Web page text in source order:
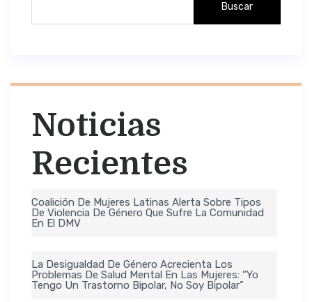
Buscar
Noticias
Recientes
Coalición De Mujeres Latinas Alerta Sobre Tipos
De Violencia De Género Que Sufre La Comunidad
En El DMV
La Desigualdad De Género Acrecienta Los
Problemas De Salud Mental En Las Mujeres: “Yo
Tengo Un Trastorno Bipolar, No Soy Bipolar”